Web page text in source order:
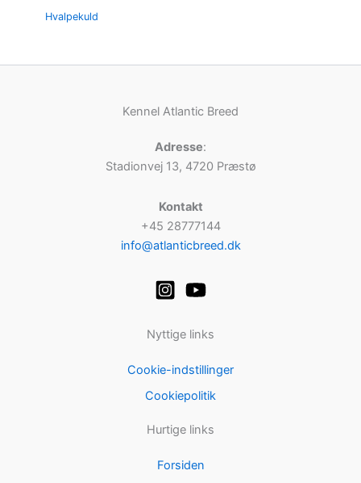
Hvalpekuld
Kennel Atlantic Breed
Adresse:
Stadionvej 13, 4720 Præstø
Kontakt
+45 28777144
info@atlanticbreed.dk
Nyttige links
Cookie-indstillinger
Cookiepolitik
Hurtige links
Forsiden